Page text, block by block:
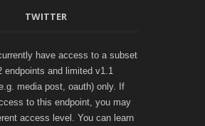
TWITTER
have access to a subset
endpoints and limited v1.1
media post, oauth) only. If
to this endpoint, you may
access level. You can learn